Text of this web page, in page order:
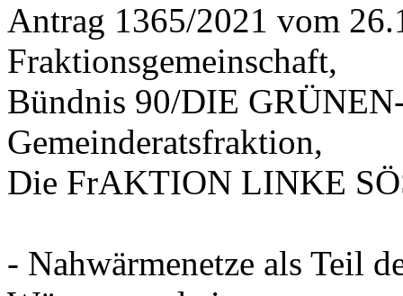
Antrag 1365/2021 vom
Fraktionsgemeinschaft,
Bündnis 90/DIE
Gemeinderatsfraktion,
Die FrAKTION LINKE
- Nahwärmenetze als Teil